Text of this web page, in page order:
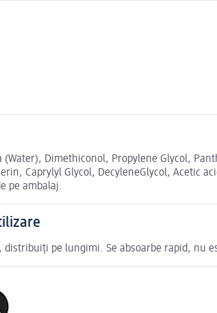
(Water), Dimethiconol, Propylene Glycol,
Caprylyl Glycol, DecyleneGlycol, Acetic
pe ambalaj.
distribuiți pe lungimi. Se absoarbe rapid, nu